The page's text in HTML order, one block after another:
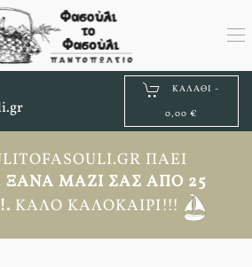
ΚΑΛΆΘΙ -
0,00 €
ΠΆΕΙ
ΞΑΝΆ ΜΑΖΊ ΣΑΣ ΑΠΟ 25
ΚΑΛΌ ΚΑΛΟΚΑΊΡΙ!!!